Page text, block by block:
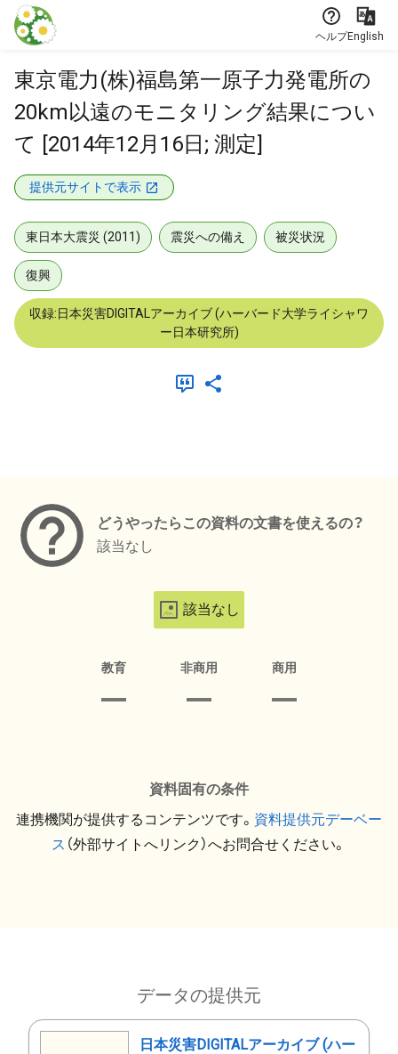
本文に飛ぶ
ヘルプEnglish
東京電力(株)福島第一原子力発電所の
20km以遠のモニタリング結果につい
て [2014年12月16日; 測定]
提供元サイトで表示
東日本大震災 (2011) 震災への備え 被災状況
復興
収録:日本災害DIGITALアーカイブ (ハーバード大学ライシャワ
ー日本研究所)
どうやったらこの資料の文書を使えるの？
該当なし
該当なし
教育 非商用 商用
資料固有の条件
連携機関が提供するコンテンツです。 資料提供元デーベー
ス （外部サイトへリンク）へお問合せください。
データの提供元
日本災害DIGITALアーカイブ (ハー